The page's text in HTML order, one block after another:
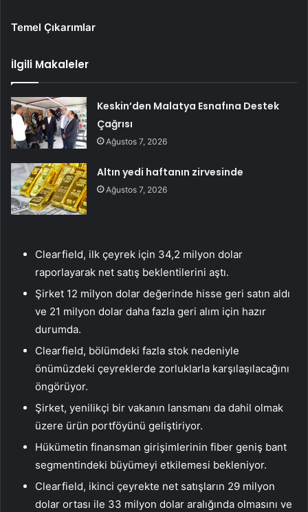
Temel Çıkarımlar
İlgili Makaleler
Keskin’den Malatya Esnafına Destek
Çağrısı
Ağustos 7, 2026
Altın yedi haftanın zirvesinde
Ağustos 7, 2026
Clearfield, ilk çeyrek için 34,2 milyon dolar
raporlayarak net satış beklentilerini aştı.
Şirket 12 milyon dolar değerinde hisse geri satın aldı
ve 21 milyon dolar daha fazla geri alım için hazır
durumda.
Clearfield, bölümdeki fazla stok nedeniyle
önümüzdeki çeyreklerde zorluklarla karşılaşılacağını
öngörüyor.
Şirket, yenilikçi bir vakanın lansmanı da dahil olmak
üzere ürün portföyünü geliştiriyor.
Hükümetin finansman girişimlerinin fiber geniş bant
segmentindeki büyümeyi etkilemesi bekleniyor.
Clearfield, ikinci çeyrekte net satışların 29 milyon
dolar ortası ile 33 milyon dolar aralığında olmasını ve